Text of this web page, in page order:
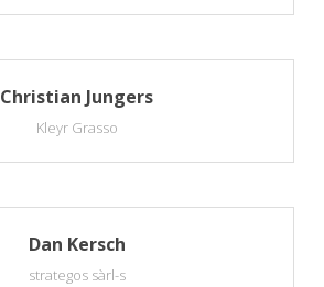
Christian Jungers
Kleyr Grasso
Dan Kersch
strategos sàrl-s